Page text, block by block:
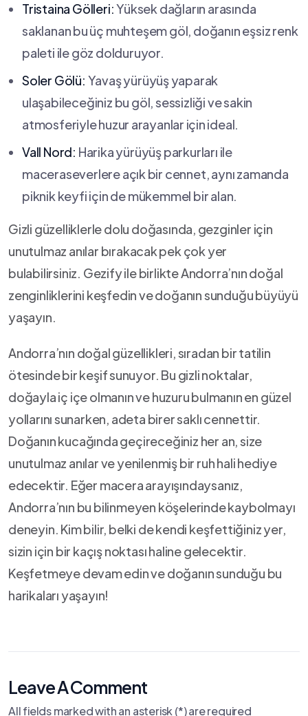
Tristaina Gölleri:Yüksek dağların arasında
saklanan bu⁤ üç muhteşem göl, doğanın eşsiz renk
​paleti ile göz dolduruyor.
Soler Gölü: Yavaş yürüyüş⁤ yaparak
ulaşabileceğiniz bu göl, sessizliği ve sakin
atmosferiyle ⁤huzur⁣ arayanlar⁢ için⁣ ideal.
Vall Nord: Harika yürüyüş parkurları ile
‍maceraseverlere açık ⁢bir cennet, aynı zamanda
piknik keyfi için de mükemmel bir alan.
Gizli güzelliklerle dolu doğasında, ⁢gezginler için
unutulmaz anılar bırakacak ⁣pek çok yer
bulabilirsiniz. Gezify ile birlikte Andorra’nın‍ doğal
zenginliklerini keşfedin ve doğanın sunduğu büyüyü‍
yaşayın.
Andorra’nın doğal güzellikleri, sıradan bir tatilin
ötesinde bir keşif ⁣sunuyor. Bu gizli noktalar,
doğayla iç içe ​olmanın ve huzuru ⁤bulmanın en güzel
yollarını⁢ sunarken, adeta birer saklı cennettir.
Doğanın kucağında geçireceğiniz her an, size
unutulmaz anılar ve yenilenmiş bir‍ ruh hali hediye
edecektir. Eğer macera arayışındaysanız,
Andorra’nın bu‌ bilinmeyen köşelerinde kaybolmayı
deneyin. Kim bilir, belki de kendi keşfettiğiniz‍ yer,
sizin için bir kaçış ​noktası haline gelecektir.
Keşfetmeye devam ⁤edin ve doğanın sunduğu bu
harikaları yaşayın!
Leave A Comment
All fields marked with an asterisk (*) are required